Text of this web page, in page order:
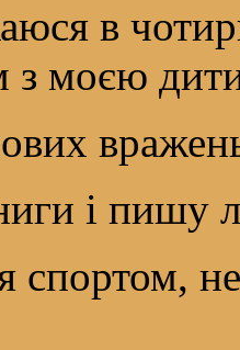
в
з моєю
вражень
і пишу